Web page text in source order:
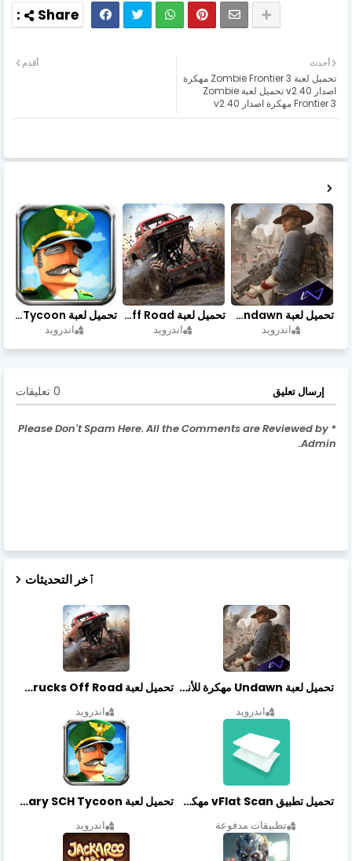
أحدث
تحميل لعبة Zombie Frontier 3 مهكرة
اصدار v2.40 تحميل لعبة Zombie
Frontier 3 مهكرة اصدار v2.40
أقدم
تحميل لعبة Undawn مهكرة للأندرويد أخر إصدار | تحميل مباشر + موارد غير محدودة
اندرويد
تحميل لعبة Trucks Off Road مهكرة اخر اصدار
اندرويد
تحميل لعبة Idle Military SCH Tycoon مهكرة آخر إصدار
اندرويد
إرسال تعليق 0 تعليقات
* Please Don't Spam Here. All the Comments are Reviewed by
Admin.
ٱخر التحديثات
تحميل لعبة Undawn مهكرة للأندرويد أخر إصدار | تحميل مباشر + موارد غير محدودة
اندرويد
تحميل لعبة Trucks Off Road مهكرة اخر اصدار
اندرويد
تحميل تطبيق vFlat Scan مهكر آخر إصدار
تطبيقات مدفوعة
تحميل لعبة Idle Military SCH Tycoon مهكرة آخر إصدار
اندرويد